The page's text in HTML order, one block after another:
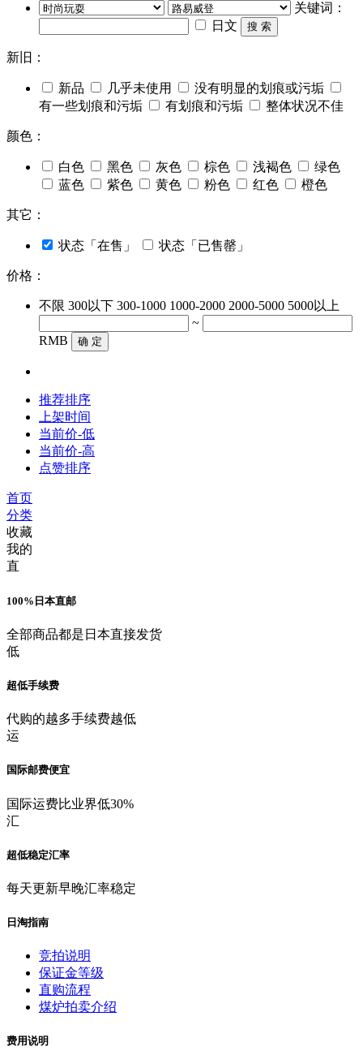
关键词：
日文
搜 索
新旧：
新品 几乎未使用
没有明显的划痕或污垢
有一些划痕和污垢
有划痕和污垢 整体状况不佳
颜色：
白色 黑色 灰色 棕色 浅褐色
绿色
蓝色
紫色 黄色 粉色 红色 橙色
其它：
状态「在售」 状态「已售罄」
价格：
不限 300以下 300-1000 1000-2000 2000-5000 5000以上
~
RMB
确 定
推荐排序
上架时间
当前价-低
当前价-高
点赞排序
首页
分类
收藏
我的
直
100%日本直邮
全部商品都是日本直接发货
低
超低手续费
代购的越多手续费越低
运
国际邮费便宜
国际运费比业界低30%
汇
超低稳定汇率
每天更新早晚汇率稳定
日淘指南
竞拍说明
保证金等级
直购流程
煤炉拍卖介绍
费用说明